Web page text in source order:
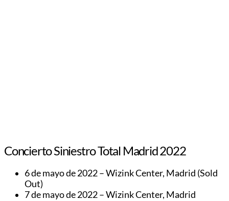
Concierto Siniestro Total Madrid 2022
6 de mayo de 2022 – Wizink Center, Madrid (Sold
Out)
7 de mayo de 2022 – Wizink Center, Madrid